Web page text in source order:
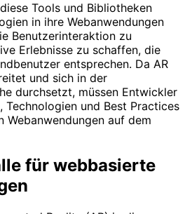
Tools und Bibliotheken
in ihre Webanwendungen
Benutzerinteraktion zu
Erlebnisse zu schaffen, die
entsprechen. Da AR
und sich in der
durchsetzt, müssen Entwickler
Technologien und Best Practices
Webanwendungen auf dem
für webbasierte